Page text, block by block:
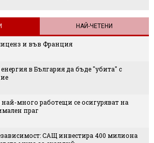
НАЙ-ЧЕТЕНИ
и във Франция
в България да бъде "убита" с
много работещи се осигуряват на
праг
САЩ инвестира 400 милиона